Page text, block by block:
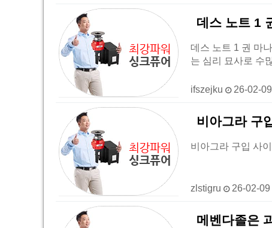
데스 노트 1
데스 노트 1 권 마
는 심리 묘사로 수
ifszejku 26-02-09
비아그라 구
비아그라 구입 사
zlstigru 26-02-09
메벤다졸은